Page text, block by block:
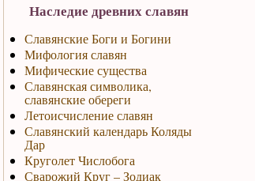
Наследие древних славян
Славянские Боги и Богини
Мифология славян
Мифические существа
Славянская символика,
славянские обереги
Летоисчисление славян
Славянский календарь Коляды
Дар
Круголет Числобога
Сварожий Круг – Зодиак